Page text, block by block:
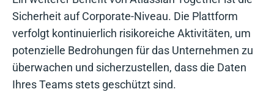
Sicherheit auf Corporate-Niveau. Die Plattform
verfolgt kontinuierlich risikoreiche Aktivitäten, um
potenzielle Bedrohungen für das Unternehmen zu
überwachen und sicherzustellen, dass die Daten
Ihres Teams stets geschützt sind.